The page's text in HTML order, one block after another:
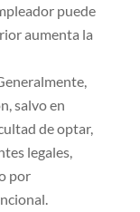
puede
aumenta la
salvo en
de optar,
legales,
por